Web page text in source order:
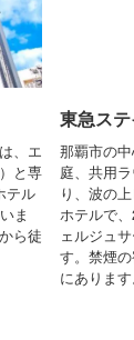
、エ
と専
テル
ま
ら徒
東急ス
那覇市の
庭、共用
り、波の
ホテルで
ェルジュ
す。禁煙
にありま